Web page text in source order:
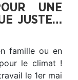
UNE
JUSTE…
famille ou en
le climat !
le 1er mai